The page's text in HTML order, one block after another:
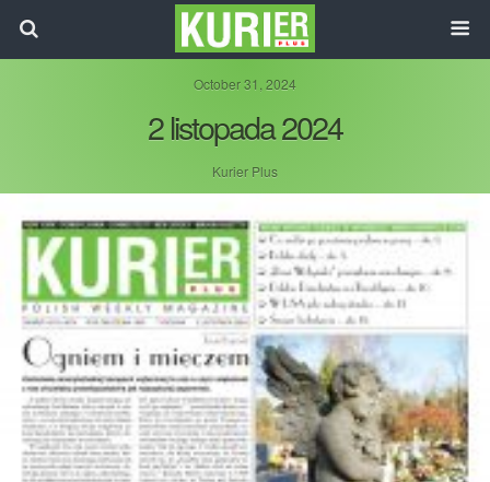
October 31, 2024
2 listopada 2024
Kurier Plus